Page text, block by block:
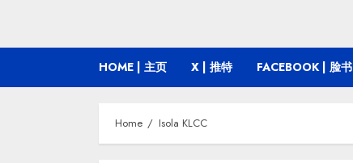
HOME | 主页 X | 推特 FACEBOOK | 脸书
Home Isola KLCC